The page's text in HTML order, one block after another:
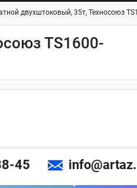
двухштоковый, 35т, Техносоюз
TS1600-
45